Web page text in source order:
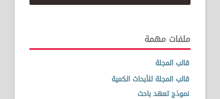
ملفات مهمة
قالب المجلة
قالب المجلة للأبحاث الكمية
نموذج تعهد باحث